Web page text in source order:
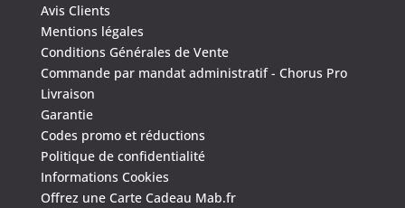
Avis Clients
Mentions légales
Conditions Générales de Vente
Commande par mandat administratif - Chorus Pro
Livraison
Garantie
Codes promo et réductions
Politique de confidentialité
Informations Cookies
Offrez une Carte Cadeau Mab.fr